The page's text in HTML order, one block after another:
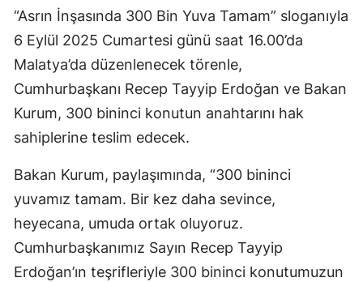
“Asrın İnşasında 300 Bin Yuva Tamam” sloganıyla
6 Eylül 2025 Cumartesi günü saat 16.00’da
Malatya’da düzenlenecek törenle,
Cumhurbaşkanı Recep Tayyip Erdoğan ve Bakan
Kurum, 300 bininci konutun anahtarını hak
sahiplerine teslim edecek.
Bakan Kurum, paylaşımında, “300 bininci
yuvamız tamam. Bir kez daha sevince,
heyecana, umuda ortak oluyoruz.
Cumhurbaşkanımız Sayın Recep Tayyip
Erdoğan’ın teşrifleriyle 300 bininci konutumuzun